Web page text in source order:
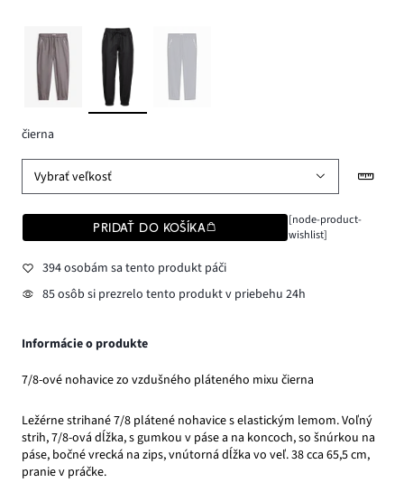
čierna
Vybrať veľkosť
PRIDAŤ DO KOŠÍKA
[node-product-
wishlist]
394 osobám sa tento produkt páči
85 osôb si prezrelo tento produkt v priebehu 24h
Informácie o produkte
7/8-ové nohavice zo vzdušného pláteného mixu čierna
Ležérne strihané 7/8 plátené nohavice s elastickým lemom. Voľný
strih, 7/8-ová dĺžka, s gumkou v páse a na koncoch, so šnúrkou na
páse, bočné vrecká na zips, vnútorná dĺžka vo veľ. 38 cca 65,5 cm,
pranie v práčke.